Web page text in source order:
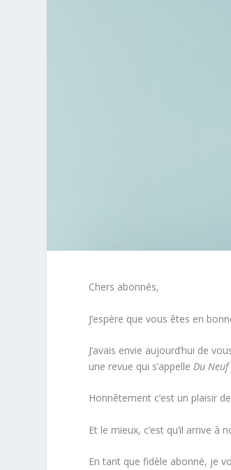
Chers abonnés,
J’espère que vous êtes en
J’avais envie aujourd’hui de
une revue qui s’appelleDu
Honnêtement c’est un plaisir
Et le mieux, c’est qu’il arrive
En tant que fidèle abonné, je